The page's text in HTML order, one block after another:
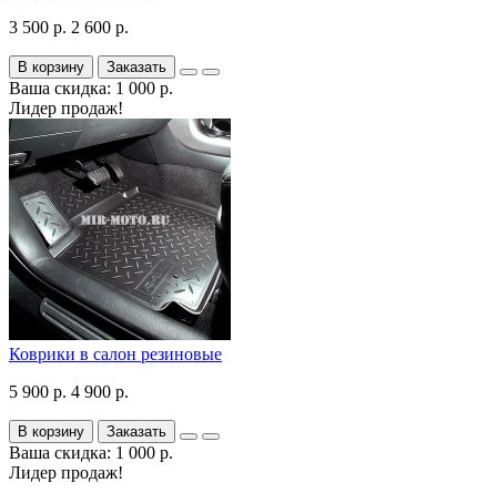
3 500 р. 2 600 р.
В корзину Заказать
Ваша скидка: 1 000 р.
Лидер продаж!
Коврики в салон резиновые
5 900 р. 4 900 р.
В корзину Заказать
Ваша скидка: 1 000 р.
Лидер продаж!